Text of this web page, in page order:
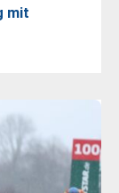
mit